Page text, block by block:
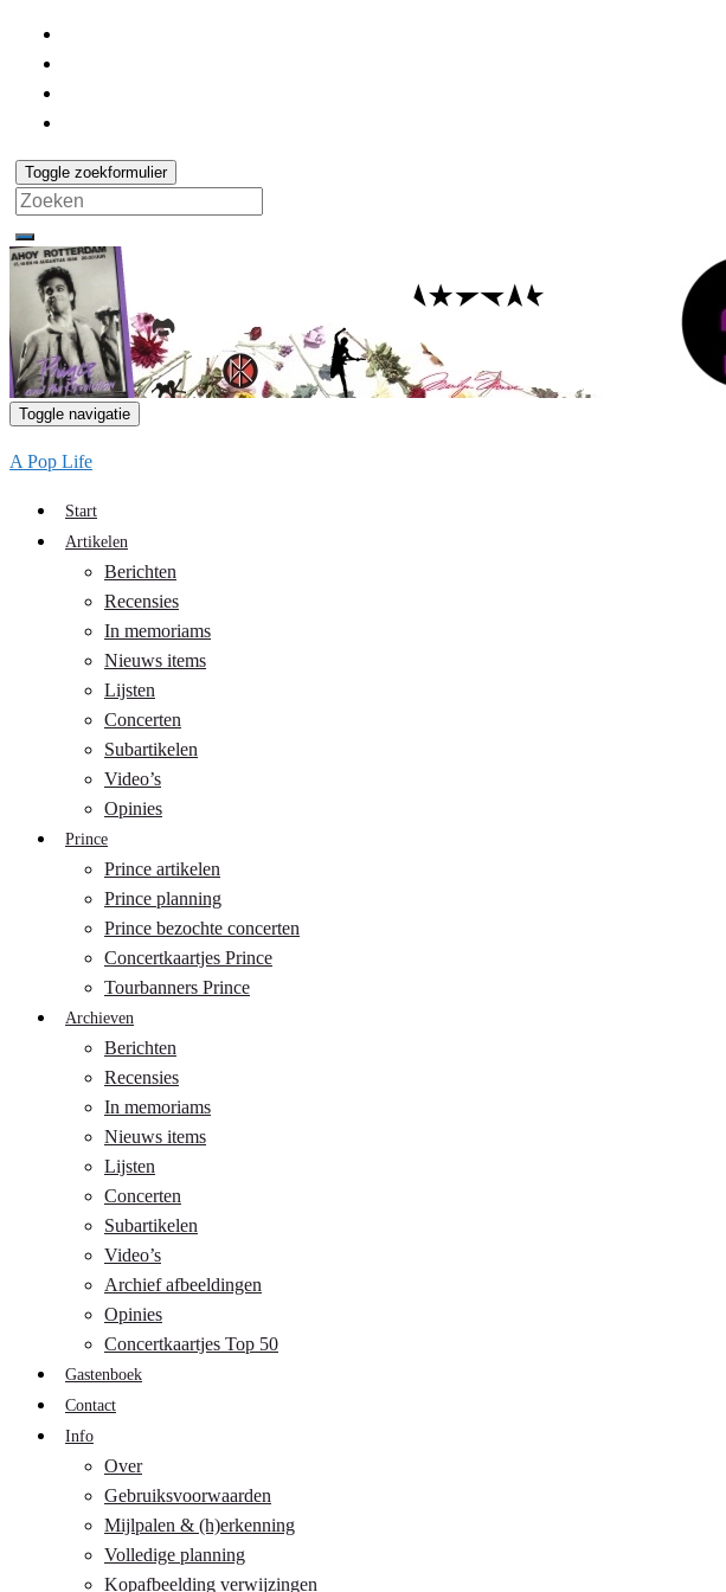
Toggle zoekformulier
Search
for:
Toggle navigatie
A Pop Life
Start
Artikelen
Berichten
Recensies
In memoriams
Nieuws items
Lijsten
Concerten
Subartikelen
Video’s
Opinies
Prince
Prince artikelen
Prince planning
Prince bezochte concerten
Concertkaartjes Prince
Tourbanners Prince
Archieven
Berichten
Recensies
In memoriams
Nieuws items
Lijsten
Concerten
Subartikelen
Video’s
Archief afbeeldingen
Opinies
Concertkaartjes Top 50
Gastenboek
Contact
Info
Over
Gebruiksvoorwaarden
Mijlpalen & (h)erkenning
Volledige planning
Kopafbeelding verwijzingen